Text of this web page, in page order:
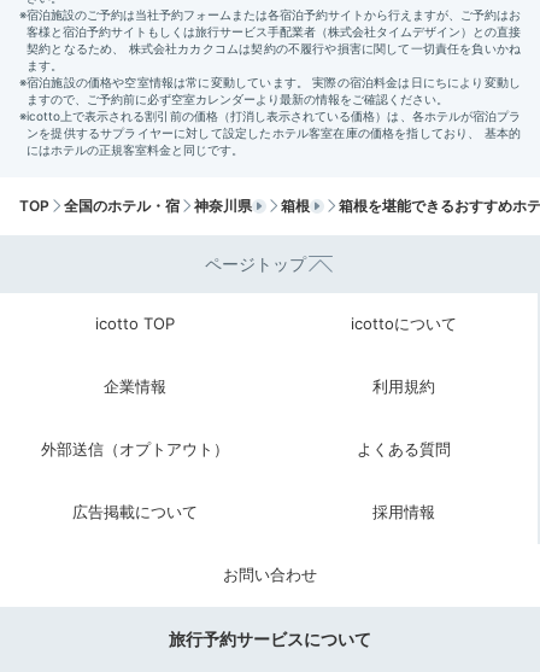
m0m0_311
スタッフの方が、水盤テラスで2人の記念写真を快く撮
11:00
散策やグルメを満喫
TOP 全国のホテル・宿 神奈川県 箱根 箱根を堪能できるおすすめホ
ページトップ
icotto TOP icottoについて
企業情報 利用規約
外部送信（オプトアウト） よくある質問
広告掲載について 採用情報
お問い合わせ
旅行予約サービスについて